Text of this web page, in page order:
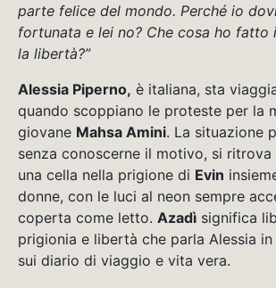
parte felice del mondo. Perché io
fortunata e lei no? Che cosa ho fatto
la libertà?”
Alessia Piperno, è italiana, sta
quando scoppiano le proteste per la
giovane Mahsa Amini. La situazione
senza conoscerne il motivo, si
una cella nella prigione di Evin
donne, con le luci al neon sempre
coperta come letto. Azadì significa
prigionia e libertà che parla Alessia
sui diario di viaggio e vita vera.